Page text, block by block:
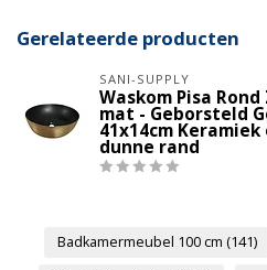
Gerelateerde producten
SANI-SUPPLY
Waskom Pisa
mat - Geborsteld
41x14cm
dunne rand
Badkamermeubel 100 cm (141)